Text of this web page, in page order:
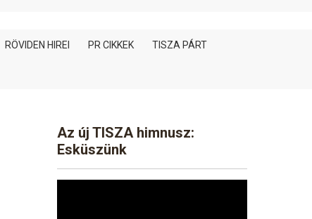
RÖVIDEN HIREI PR CIKKEK TISZA PÁRT
Az új TISZA himnusz:
Esküszünk